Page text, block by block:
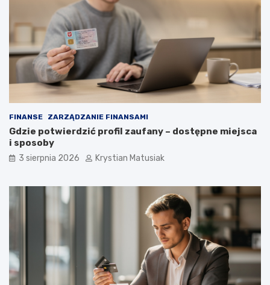
FINANSE ZARZĄDZANIE FINANSAMI
Gdzie potwierdzić profil zaufany – dostępne miejsca
i sposoby
3 sierpnia 2026 Krystian Matusiak